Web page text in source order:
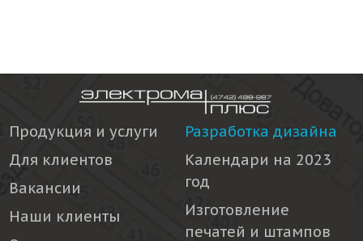
Продукция и услуги
Для клиентов
Вакансии
Наши клиенты
Разработка дизайна
Календари на 2023
год
Изготовление
печатей и штампов